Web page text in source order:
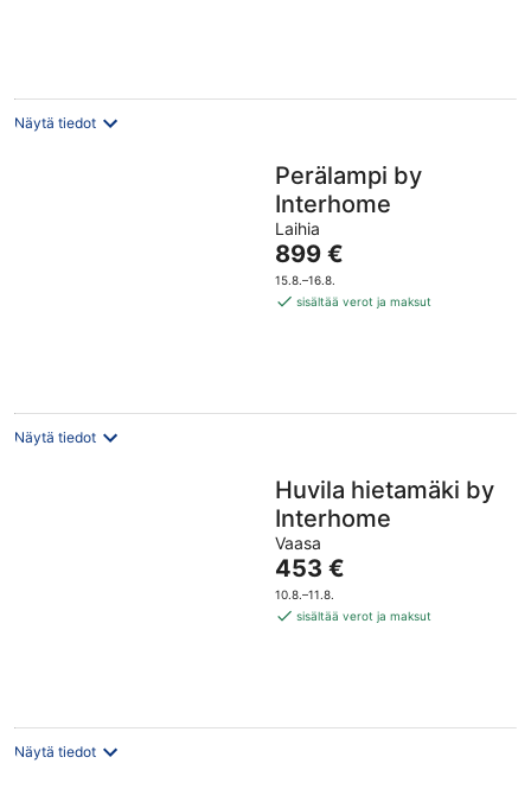
Näytä tiedot
Perälampi by
Interhome
Laihia
Hinta
on
899 €
899 €
15.8.–16.8.
sisältää verot ja maksut
Näytä tiedot
Huvila hietamäki by
Interhome
Vaasa
Hinta
on
453 €
453 €
10.8.–11.8.
sisältää verot ja maksut
Näytä tiedot